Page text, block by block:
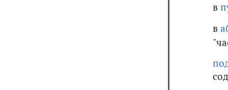
в
в